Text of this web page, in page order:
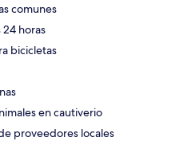
comunes
24 horas
bicicletas
en cautiverio
proveedores locales